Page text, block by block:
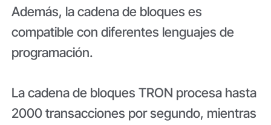
Además, la cadena de bloques es
compatible con diferentes lenguajes de
programación.
La cadena de bloques TRON procesa hasta
2000 transacciones por segundo, mientras